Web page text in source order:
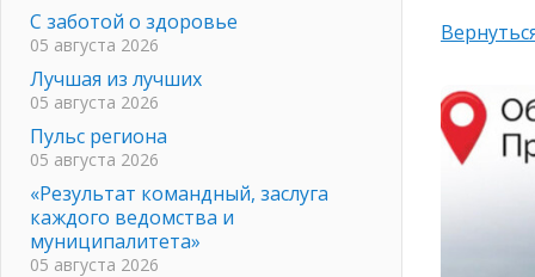
С заботой о здоровье
05 августа 2026
Лучшая из лучших
05 августа 2026
Пульс региона
05 августа 2026
«Результат командный, заслуга
каждого ведомства и
муниципалитета»
05 августа 2026